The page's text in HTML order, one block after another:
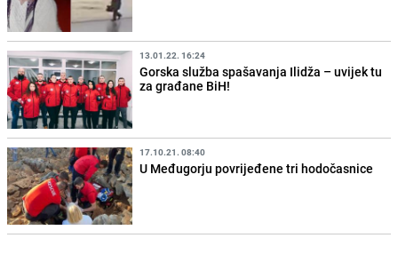
13.01.22. 16:24
Gorska služba spašavanja Ilidža – uvijek tu
za građane BiH!
17.10.21. 08:40
U Međugorju povrijeđene tri hodočasnice